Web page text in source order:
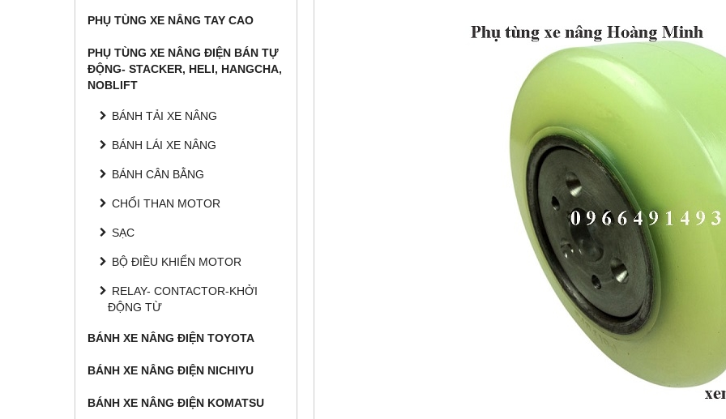
PHỤ TÙNG XE NÂNG TAY CAO
PHỤ TÙNG XE NÂNG ĐIỆN BÁN TỰ
ĐỘNG- STACKER, HELI, HANGCHA,
NOBLIFT
BÁNH TẢI XE NÂNG
BÁNH LÁI XE NÂNG
BÁNH CÂN BẰNG
CHỔI THAN MOTOR
SẠC
BỘ ĐIỀU KHIỂN MOTOR
RELAY- CONTACTOR-KHỞI
ĐỘNG TỪ
BÁNH XE NÂNG ĐIỆN TOYOTA
BÁNH XE NÂNG ĐIỆN NICHIYU
BÁNH XE NÂNG ĐIỆN KOMATSU